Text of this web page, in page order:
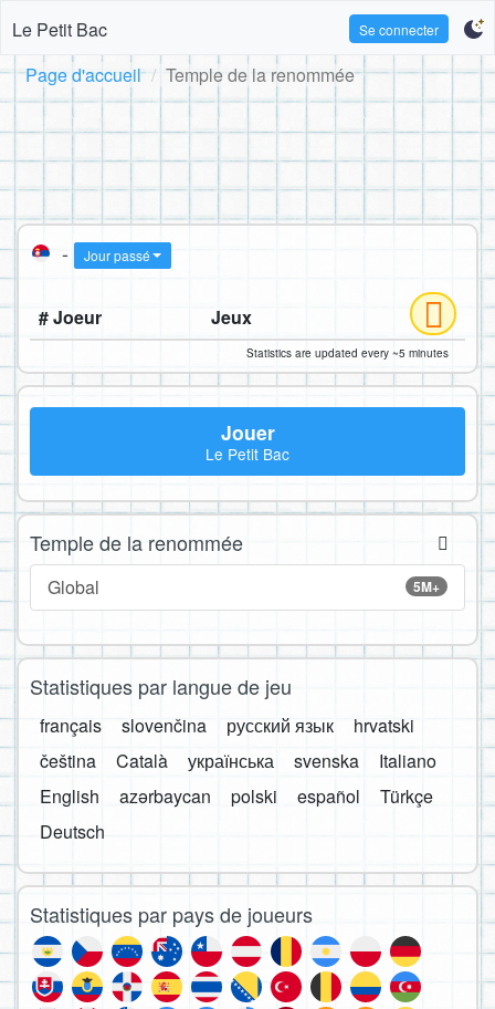
Le Petit Bac Se connecter
Page d'accueil Temple de la renommée
- Jour passé
# Joeur Jeux
Statistics are updated every ~5 minutes
Jouer
Le Petit Bac
Temple de la renommée
5M+
Global
Statistiques par langue de jeu
français slovenčina русский язык
hrvatski
čeština
Català українська svenska
Italiano
English
azərbaycan polski español
Türkçe
Deutsch
Statistiques par pays de joueurs